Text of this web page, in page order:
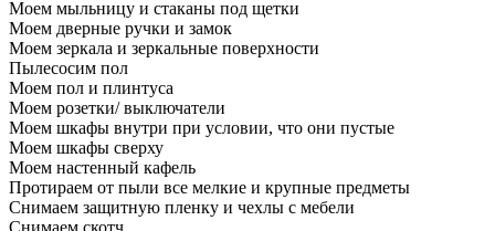
Моем мыльницу и стаканы под щетки
Моем дверные ручки и замок
Моем зеркала и зеркальные поверхности
Пылесосим пол
Моем пол и плинтуса
Моем розетки/ выключатели
Моем шкафы внутри при условии, что они пустые
Моем шкафы сверху
Моем настенный кафель
Протираем от пыли все мелкие и крупные предметы
Снимаем защитную пленку и чехлы с мебели
Снимаем скотч